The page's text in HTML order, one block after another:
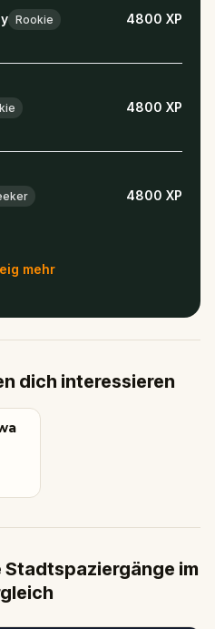
Rookie 4800 XP
4800 XP
4800 XP
mehr
dich interessieren
im